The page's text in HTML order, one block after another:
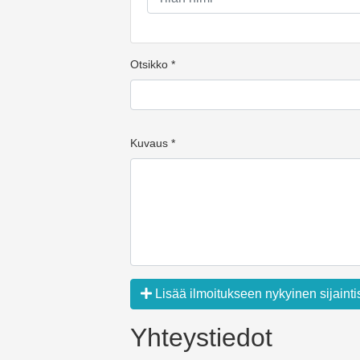
Otsikko *
Kuvaus *
Lisää ilmoitukseen nykyinen
Yhteystiedot